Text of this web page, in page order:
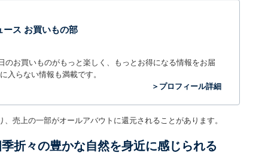
ス お買いもの部
お買いものがもっと楽しく、もっとお得になる情報をお届
入らない情報も満載です。
＞プロフィール詳細
売上の一部がオールアバウトに還元されることがあります。
折々の豊かな自然を身近に感じられる